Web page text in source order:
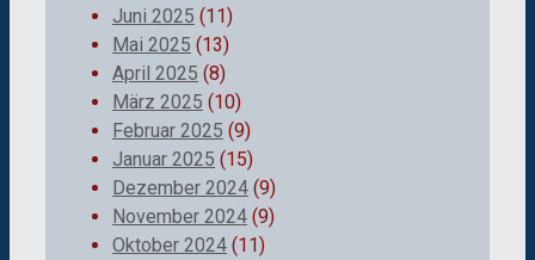
Juni 2025 (11)
Mai 2025 (13)
April 2025 (8)
März 2025 (10)
Februar 2025 (9)
Januar 2025 (15)
Dezember 2024 (9)
November 2024 (9)
Oktober 2024 (11)